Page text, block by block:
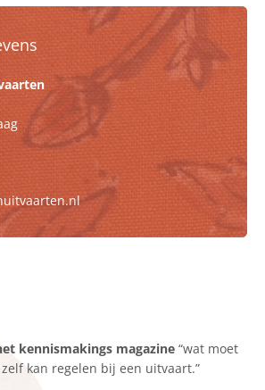
kennismakings magazine “wat moet
kan regelen bij een uitvaart.”